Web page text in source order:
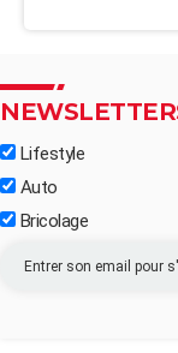
Lifestyle
Auto
Bricolage